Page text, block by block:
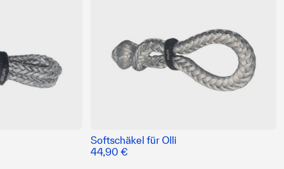
Softschäkel für Olli
44,90 €